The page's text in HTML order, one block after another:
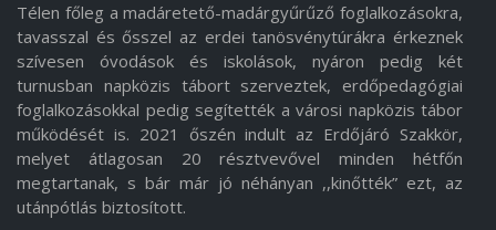
Télen főleg a madáretető-madárgyűrűző foglalkozásokra,
tavasszal és ősszel az erdei tanösvénytúrákra érkeznek
szívesen óvodások és iskolások, nyáron pedig két
turnusban napközis tábort szerveztek, erdőpedagógiai
foglalkozásokkal pedig segítették a városi napközis tábor
működését is. 2021 őszén indult az Erdőjáró Szakkör,
melyet átlagosan 20 résztvevővel minden hétfőn
megtartanak, s bár már jó néhányan ,,kinőtték” ezt, az
utánpótlás biztosított.